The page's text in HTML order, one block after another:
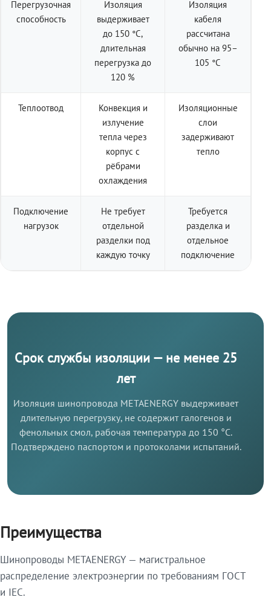
Перегрузочная
способность
Изоляция
выдерживает
до 150 °C,
длительная
перегрузка до
120 %
Изоляция
кабеля
рассчитана
обычно на 95–
105 °C
Теплоотвод
Конвекция и
излучение
тепла через
корпус с
рёбрами
охлаждения
Изоляционные
слои
задерживают
тепло
Подключение
нагрузок
Не требует
отдельной
разделки под
каждую точку
Требуется
разделка и
отдельное
подключение
Срок службы изоляции — не менее 25
лет
Изоляция шинопровода METAENERGY выдерживает
длительную перегрузку, не содержит галогенов и
фенольных смол, рабочая температура до 150 °C.
Подтверждено паспортом и протоколами испытаний.
Преимущества
Шинопроводы METAENERGY — магистральное
распределение электроэнергии по требованиям ГОСТ
и IEC.